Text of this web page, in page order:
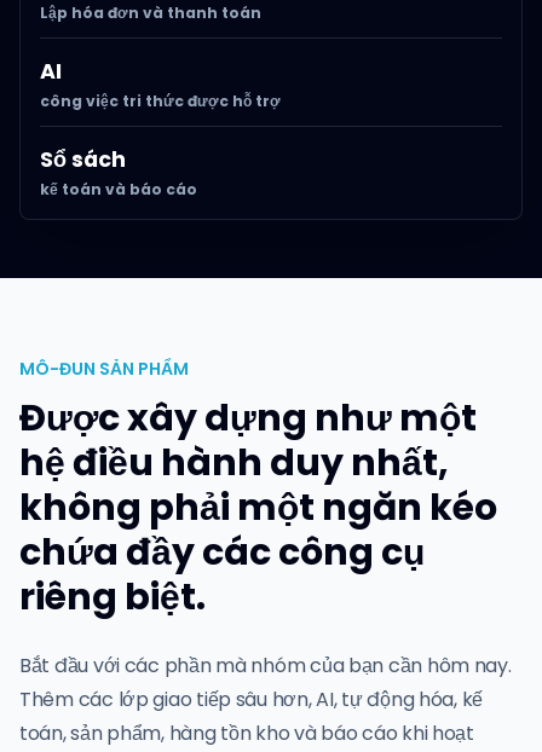
Lập hóa đơn và thanh toán
AI
công việc tri thức được hỗ trợ
Sổ sách
kế toán và báo cáo
MÔ-ĐUN SẢN PHẨM
Được xây dựng như một
hệ điều hành duy nhất,
không phải một ngăn kéo
chứa đầy các công cụ
riêng biệt.
Bắt đầu với các phần mà nhóm của bạn cần hôm nay.
Thêm các lớp giao tiếp sâu hơn, AI, tự động hóa, kế
toán, sản phẩm, hàng tồn kho và báo cáo khi hoạt